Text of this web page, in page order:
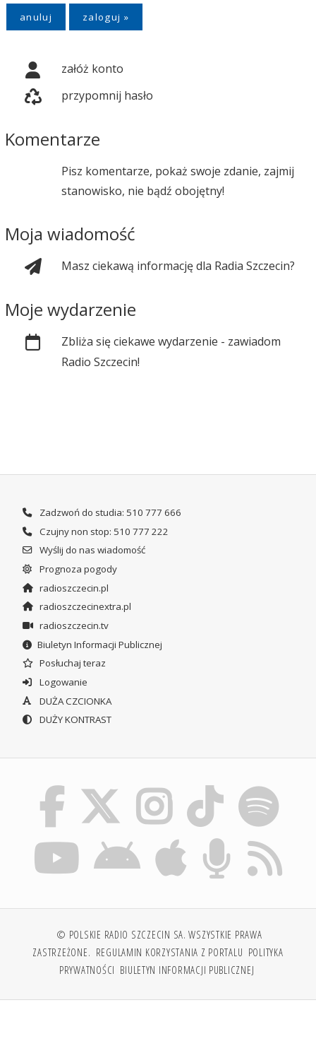
anuluj
załóż konto
przypomnij hasło
Komentarze
Pisz komentarze, pokaż swoje zdanie, zajmij
stanowisko, nie bądź obojętny!
Moja wiadomość
Masz ciekawą informację dla Radia Szczecin?
Moje wydarzenie
Zbliża się ciekawe wydarzenie - zawiadom
Radio Szczecin!
Zadzwoń do studia: 510 777 666
Czujny non stop: 510 777 222
Wyślij do nas wiadomość
Prognoza pogody
radioszczecin.pl
radioszczecinextra.pl
radioszczecin.tv
Biuletyn Informacji Publicznej
Posłuchaj teraz
Logowanie
DUŻA CZCIONKA
DUŻY KONTRAST
© POLSKIE RADIO SZCZECIN SA. WSZYSTKIE PRAWA
ZASTRZEŻONE. REGULAMIN KORZYSTANIA Z PORTALU POLITYKA
PRYWATNOŚCI BIULETYN INFORMACJI PUBLICZNEJ